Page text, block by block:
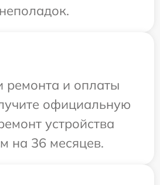
ремонта и оплаты
официальную
устройства
на 36 месяцев.